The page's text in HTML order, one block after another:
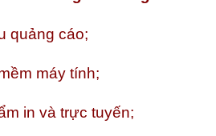
quảng cáo;
máy tính;
in và trực tuyến;